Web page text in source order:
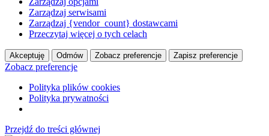
Zarządzaj serwisami
Zarządzaj {vendor_count} dostawcami
Przeczytaj więcej o tych celach
Akceptuję Odmów Zobacz preferencje Zapisz preferencje
Zobacz preferencje
Polityka plików cookies
Polityka prywatności
Przejdź do treści głównej